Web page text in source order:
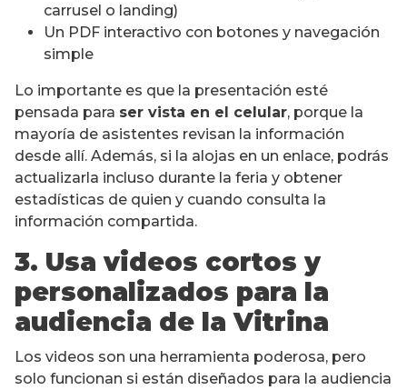
carrusel o landing)
Un PDF interactivo con botones y navegación
simple
Lo importante es que la presentación esté
pensada para ser vista en el celular, porque la
mayoría de asistentes revisan la información
desde allí. Además, si la alojas en un enlace, podrás
actualizarla incluso durante la feria y obtener
estadísticas de quien y cuando consulta la
información compartida.
3. Usa videos cortos y
personalizados para la
audiencia de la Vitrina
Los videos son una herramienta poderosa, pero
solo funcionan si están diseñados para la audiencia